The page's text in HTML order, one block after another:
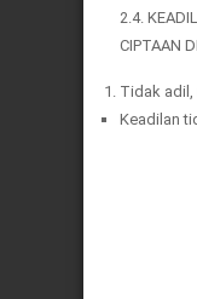
2.4.
CIPTAAN
Tidak adil,
Keadilan